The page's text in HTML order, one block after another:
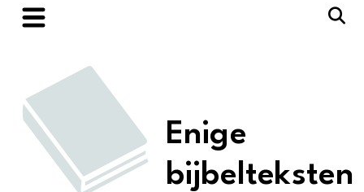
Enige
bijbelteksten